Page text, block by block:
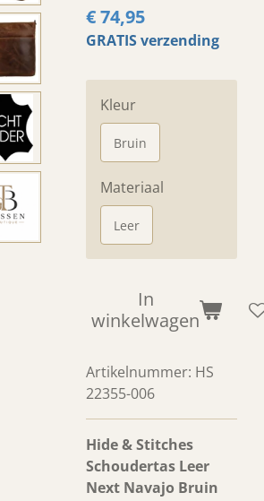
€ 74,95
GRATIS verzending
Kleur
Bruin
Materiaal
Leer
In
winkelwagen
Artikelnummer: HS
22355-006
Hide & Stitches
Schoudertas Leer
Next Navajo Bruin